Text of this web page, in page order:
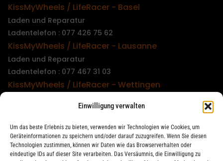
Einwilligung verwalten
Um das beste Erlebnis zu bieten, verwenden wir Technologien wie Cookies, um
Geräteinformationen zu speichern und/oder darauf zuzugreifen. Wenn Sie diesen
Technologien zustimmen, können wir Daten wie das Browserverhalten oder
eindeutige IDs auf dieser Site verarbeiten. Das Versäumnis, die Einwilligung zu
KissMyWheels / LifeRacer - Basel
Laden und Reparatur
Ladentelefon : 077 426 75 62
KissMyWheels / LifeRacer - Lausanne
Laden und Reparatur
Ladentelefon : 077 467 31 03
KissMyWheels / LifeRacer - Wettingen
Ladentelefon : 079 747 00 36
KissMyWheels / LifeRacer - Zürich Unterstrass
Laden und Reparatur
Ladentelefon : 078 261 06 40